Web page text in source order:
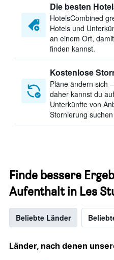
Die besten
HotelsCombined
Hotels und
an einem Ort,
finden kannst.
Kostenlose
Pläne ändern sich
daher kannst du
Unterkünfte von
Stornierung
Finde bessere
Aufenthalt in Les
Beliebte Länder
Länder, nach denen